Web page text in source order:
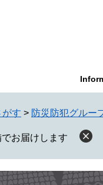
がす > 防災防犯グルー
お届けします